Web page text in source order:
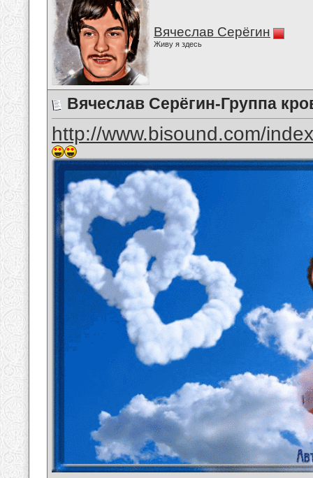
Вячеслав Серёгин
Живу я здесь
Вячеслав Серёгин-Группа
http://www.bisound.com/